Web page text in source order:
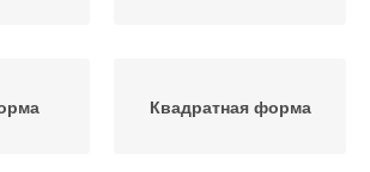
Квадратная форма